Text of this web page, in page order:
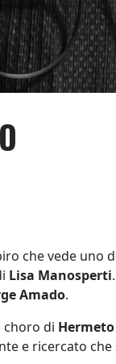
che vede uno
Lisa Manosperti
Amado.
choro di
e ricercato